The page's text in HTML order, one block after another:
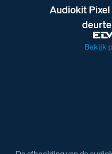
Audiokit Pixel
Bekijk